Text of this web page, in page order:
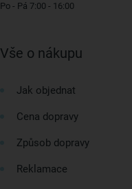
Po - Pá 7:00 - 16:00
Vše o nákupu
Jak objednat
Cena dopravy
Způsob dopravy
Reklamace